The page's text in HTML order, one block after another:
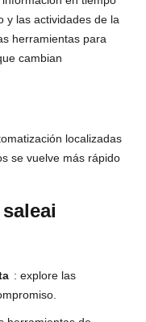
y las actividades de la
herramientas para
cambian
localizadas
se vuelve más rápido
: explore las